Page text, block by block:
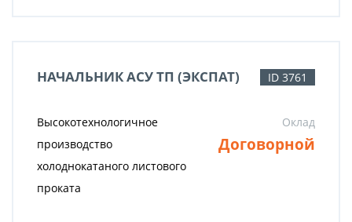
НАЧАЛЬНИК АСУ ТП (ЭКСПАТ) ID 3761
Высокотехнологичное
производство
холоднокатаного листового
проката
Оклад
Договорной